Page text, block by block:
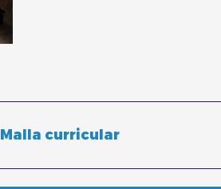
Malla curricular